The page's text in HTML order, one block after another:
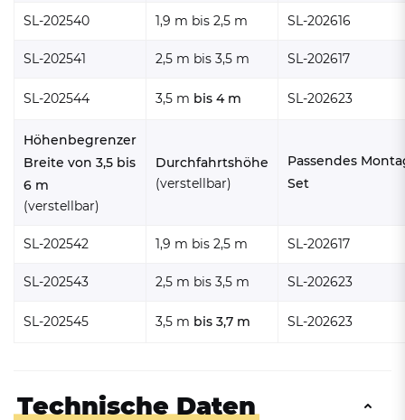
SL-202540 1,9 m bis 2,5 m SL-202616
SL-202541 2,5 m bis 3,5 m SL-202617
SL-202544 3,5 m bis 4 m SL-202623
Höhenbegrenzer
Breite von 3,5 bis
6 m
(verstellbar)
Durchfahrtshöhe
(verstellbar)
Passendes
Set
SL-202542 1,9 m bis 2,5 m SL-202617
SL-202543 2,5 m bis 3,5 m SL-202623
SL-202545 3,5 m bis 3,7 m SL-202623
Technische Daten